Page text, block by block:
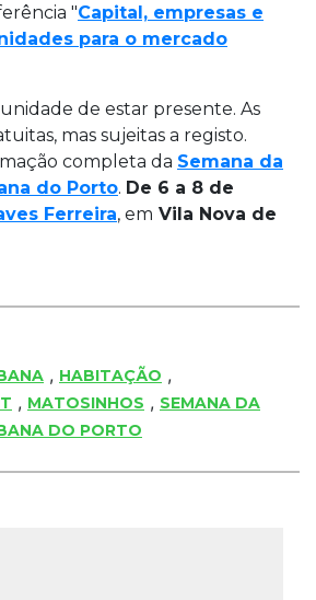
"Capital, empresas e
para o mercado
de estar presente. As
mas sujeitas a registo.
completa da Semana da
do Porto. De 6 a 8 de
Ferreira, em Vila Nova de
, HABITAÇÃO ,
, MATOSINHOS , SEMANA DA
DO PORTO